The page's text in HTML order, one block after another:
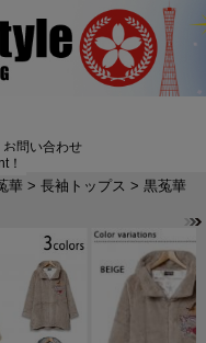
お問い合わせ
！
華 > 長袖トップス > 黒菟華